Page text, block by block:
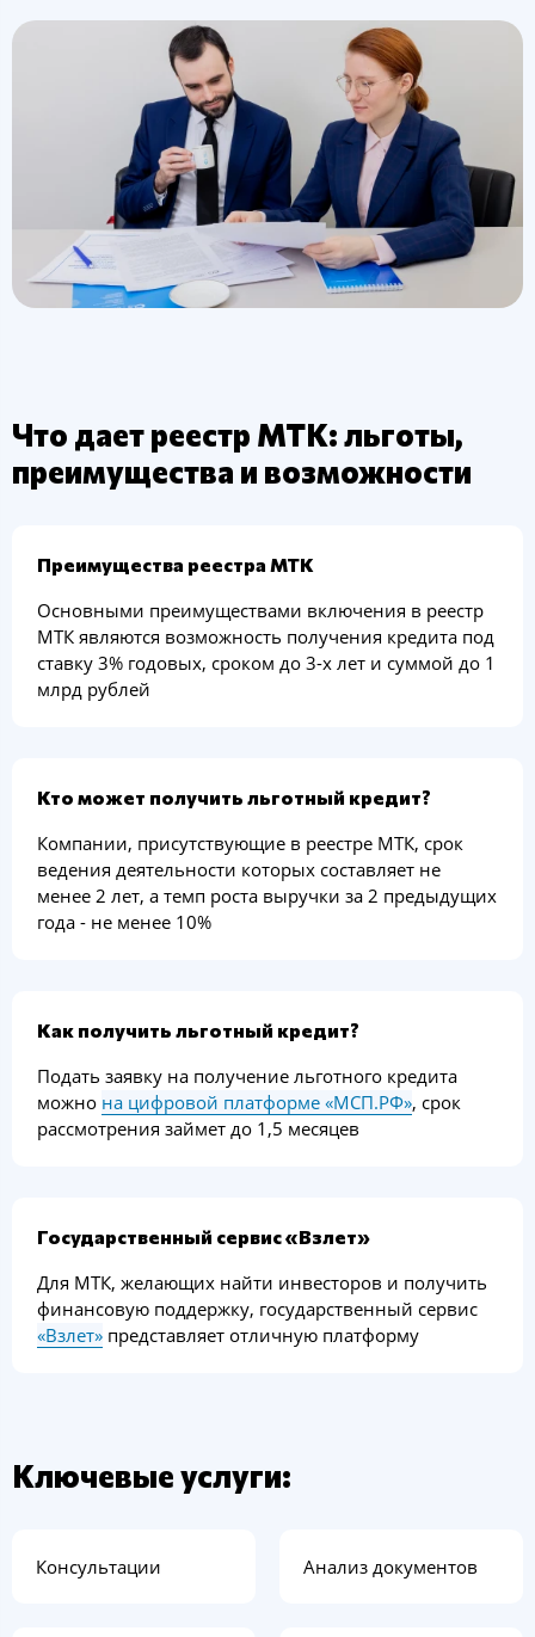
Что дает реестр МТК: льготы,
преимущества и возможности
Преимущества реестра МТК
Основными преимуществами включения в реестр
МТК являются возможность получения кредита под
ставку 3% годовых, сроком до 3-х лет и суммой до 1
млрд рублей
Кто может получить льготный кредит?
Компании, присутствующие в реестре МТК, срок
ведения деятельности которых составляет не
менее 2 лет, а темп роста выручки за 2 предыдущих
года - не менее 10%
Как получить льготный кредит?
Подать заявку на получение льготного кредита
можно на цифровой платформе «МСП.РФ», срок
рассмотрения займет до 1,5 месяцев
Государственный сервис «Взлет»
Для МТК, желающих найти инвесторов и получить
финансовую поддержку, государственный сервис
«Взлет» представляет отличную платформу
Ключевые услуги:
Консультации Анализ документов